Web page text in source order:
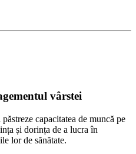
vârstei
capacitatea de muncă pe
și dorința de a lucra în
lor de sănătate.